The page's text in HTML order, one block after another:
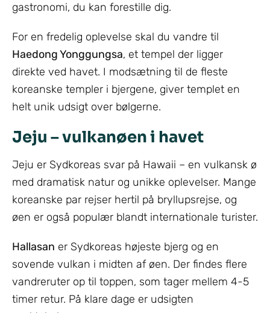
gastronomi, du kan forestille dig.
For en fredelig oplevelse skal du vandre til
Haedong Yonggungsa, et tempel der ligger
direkte ved havet. I modsætning til de fleste
koreanske templer i bjergene, giver templet en
helt unik udsigt over bølgerne.
Jeju – vulkanøen i havet
Jeju er Sydkoreas svar på Hawaii – en vulkansk ø
med dramatisk natur og unikke oplevelser. Mange
koreanske par rejser hertil på bryllupsrejse, og
øen er også populær blandt internationale turister.
Hallasan er Sydkoreas højeste bjerg og en
sovende vulkan i midten af øen. Der findes flere
vandreruter op til toppen, som tager mellem 4-5
timer retur. På klare dage er udsigten